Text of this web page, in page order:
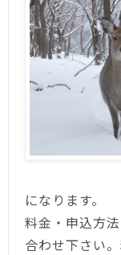
になります。
料金・申込方
合わせ下さい